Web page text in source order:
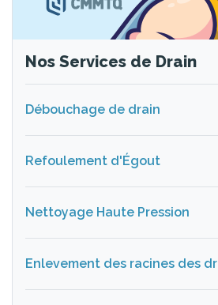
Nos Services de Drain
Débouchage de drain
Refoulement d'Égout
Nettoyage Haute Pression
Enlevement des racines des